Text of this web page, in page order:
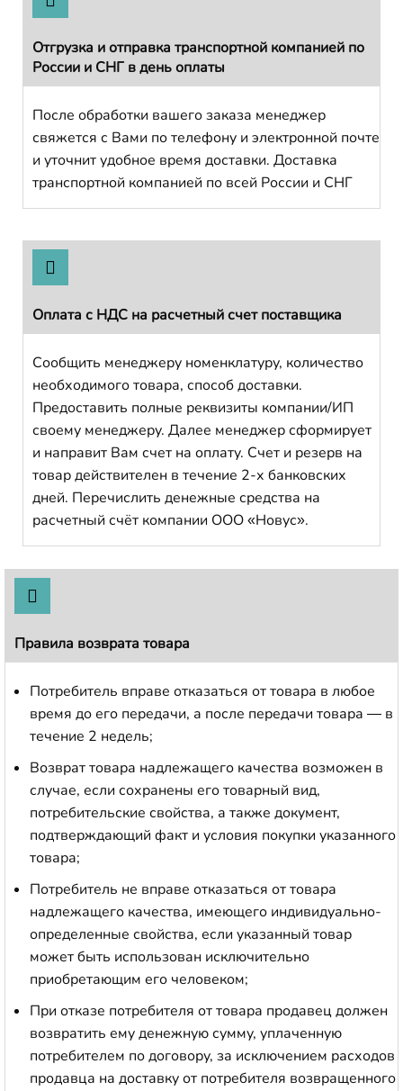
Отгрузка и отправка транспортной компанией по
России и СНГ в день оплаты
После обработки вашего заказа менеджер
свяжется с Вами по телефону и электронной почте
и уточнит удобное время доставки. Доставка
транспортной компанией по всей России и СНГ
Оплата с НДС на расчетный счет поставщика
Сообщить менеджеру номенклатуру, количество
необходимого товара, способ доставки.
Предоставить полные реквизиты компании/ИП
своему менеджеру. Далее менеджер сформирует
и направит Вам счет на оплату. Счет и резерв на
товар действителен в течение 2-х банковских
дней. Перечислить денежные средства на
расчетный счёт компании ООО «Новус».
Правила возврата товара
Потребитель вправе отказаться от товара в любое
время до его передачи, а после передачи товара — в
течение 2 недель;
Возврат товара надлежащего качества возможен в
случае, если сохранены его товарный вид,
потребительские свойства, а также документ,
подтверждающий факт и условия покупки указанного
товара;
Потребитель не вправе отказаться от товара
надлежащего качества, имеющего индивидуально-
определенные свойства, если указанный товар
может быть использован исключительно
приобретающим его человеком;
При отказе потребителя от товара продавец должен
возвратить ему денежную сумму, уплаченную
потребителем по договору, за исключением расходов
продавца на доставку от потребителя возвращенного